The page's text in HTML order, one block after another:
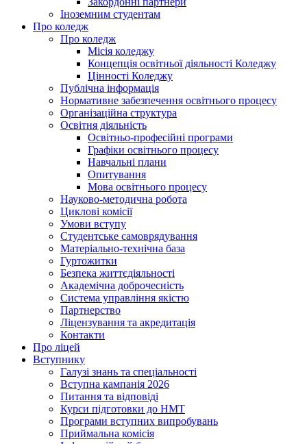
Іноземним студентам
Про коледж
Про коледж
Місія коледжу
Концепція освітньої діяльності Коледжу
Цінності Коледжу
Публічна інформація
Нормативне забезпечення освітнього процесу
Організаційна структура
Освітня діяльність
Освітньо-професійні програми
Графіки освітнього процесу
Навчальні плани
Опитування
Мова освітнього процесу
Науково-методична робота
Циклові комісії
Умови вступу
Студентське самоврядування
Матеріально-технічна база
Гуртожитки
Безпека життєдіяльності
Академічна доброчесність
Система управління якістю
Партнерство
Ліцензування та акредитація
Контакти
Про ліцей
Вступнику
Галузі знань та спеціальності
Вступна кампанія 2026
Питання та відповіді
Курси підготовки до НМТ
Програми вступних випробувань
Приймальна комісія